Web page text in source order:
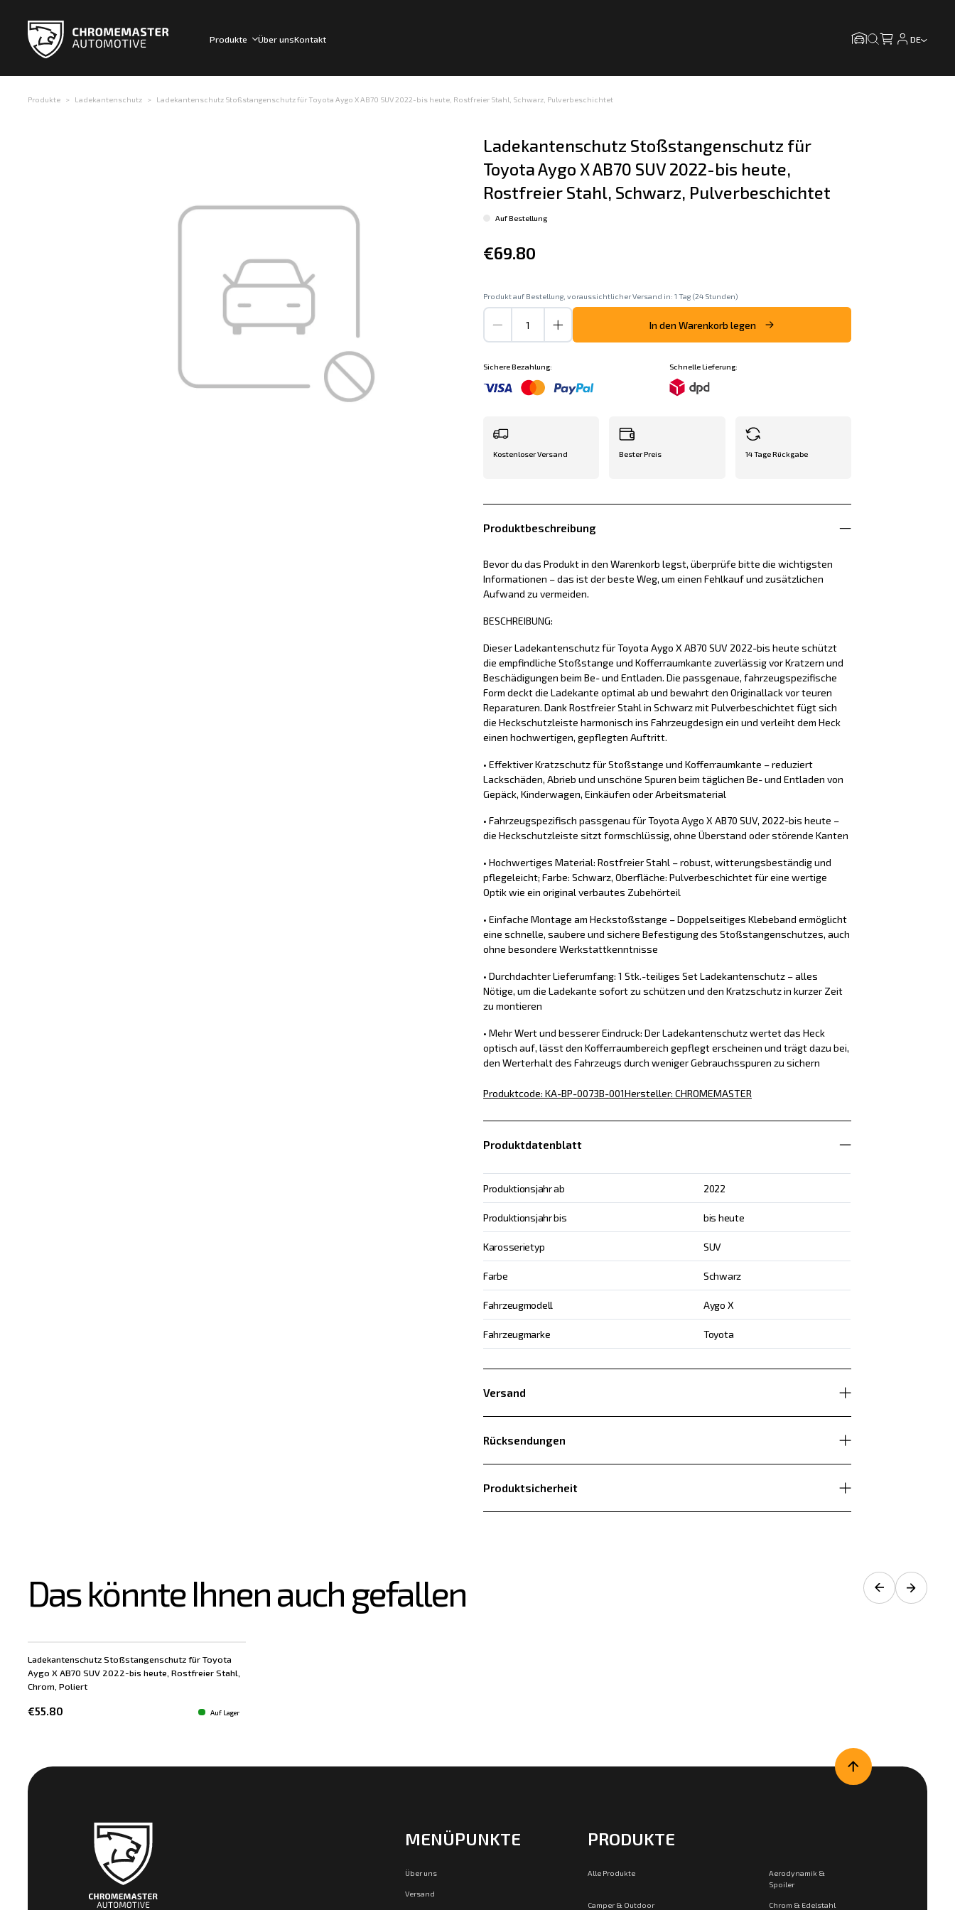
Produkte Über unsKontakt DE
Produkte Ladekantenschutz Ladekantenschutz Stoßstangenschutz für Toyota Aygo X AB70 SUV 2022-bis heute, Rostfreier Stahl, Schwarz, Pulverbeschichtet
Ladekantenschutz Stoßstangenschutz für
Toyota Aygo X AB70 SUV 2022-bis heute,
Rostfreier Stahl, Schwarz, Pulverbeschichtet
Auf Bestellung
€69.80
Produkt auf Bestellung, voraussichtlicher Versand in: 1 Tag (24 Stunden)
In den Warenkorb legen
Sichere Bezahlung: Schnelle Lieferung:
Kostenloser Versand Bester Preis 14 Tage Rückgabe
Produktbeschreibung
Bevor du das Produkt in den Warenkorb legst, überprüfe bitte die wichtigsten
Informationen – das ist der beste Weg, um einen Fehlkauf und zusätzlichen
Aufwand zu vermeiden.
BESCHREIBUNG:
Dieser Ladekantenschutz für Toyota Aygo X AB70 SUV 2022-bis heute schützt
die empfindliche Stoßstange und Kofferraumkante zuverlässig vor Kratzern und
Beschädigungen beim Be- und Entladen. Die passgenaue, fahrzeugspezifische
Form deckt die Ladekante optimal ab und bewahrt den Originallack vor teuren
Reparaturen. Dank Rostfreier Stahl in Schwarz mit Pulverbeschichtet fügt sich
die Heckschutzleiste harmonisch ins Fahrzeugdesign ein und verleiht dem Heck
einen hochwertigen, gepflegten Auftritt.
• Effektiver Kratzschutz für Stoßstange und Kofferraumkante – reduziert
Lackschäden, Abrieb und unschöne Spuren beim täglichen Be- und Entladen von
Gepäck, Kinderwagen, Einkäufen oder Arbeitsmaterial
• Fahrzeugspezifisch passgenau für Toyota Aygo X AB70 SUV, 2022-bis heute –
die Heckschutzleiste sitzt formschlüssig, ohne Überstand oder störende Kanten
• Hochwertiges Material: Rostfreier Stahl – robust, witterungsbeständig und
pflegeleicht; Farbe: Schwarz, Oberfläche: Pulverbeschichtet für eine wertige
Optik wie ein original verbautes Zubehörteil
• Einfache Montage am Heckstoßstange – Doppelseitiges Klebeband ermöglicht
eine schnelle, saubere und sichere Befestigung des Stoßstangenschutzes, auch
ohne besondere Werkstattkenntnisse
• Durchdachter Lieferumfang: 1 Stk.-teiliges Set Ladekantenschutz – alles
Nötige, um die Ladekante sofort zu schützen und den Kratzschutz in kurzer Zeit
zu montieren
• Mehr Wert und besserer Eindruck: Der Ladekantenschutz wertet das Heck
optisch auf, lässt den Kofferraumbereich gepflegt erscheinen und trägt dazu bei,
den Werterhalt des Fahrzeugs durch weniger Gebrauchsspuren zu sichern
Produktcode: KA-BP-0073B-001Hersteller: CHROMEMASTER
Produktdatenblatt
Produktionsjahr ab 2022
Produktionsjahr bis bis heute
Karosserietyp SUV
Farbe Schwarz
Fahrzeugmodell Aygo X
Fahrzeugmarke Toyota
Versand
Rücksendungen
Produktsicherheit
Das könnte Ihnen auch gefallen
Ladekantenschutz Stoßstangenschutz für Toyota
Aygo X AB70 SUV 2022-bis heute, Rostfreier Stahl,
Chrom, Poliert
€55.80 Auf Lager
MENÜPUNKTE
Über uns
Versand
PRODUKTE
Alle Produkte
Aerodynamik &
Spoiler
Camper & Outdoor Chrom & Edelstahl